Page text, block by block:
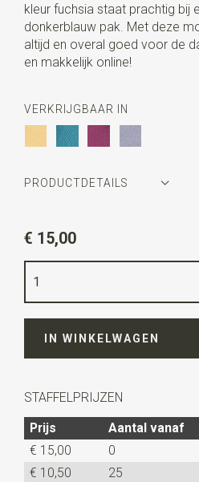
kleur fuchsia staat prachtig bij
donkerblauw pak. Met deze
altijd en overal goed voor de
en makkelijk online!
VERKRIJGBAAR IN
PRODUCTDETAILS
fuchsia
Kwaliteit
Lengteca. 146 cm
€ 15,00
IN WINKELWAGEN
STAFFELPRIJZEN
Prijs
Aantal vanaf
€ 15,00
0
€ 10,50
25